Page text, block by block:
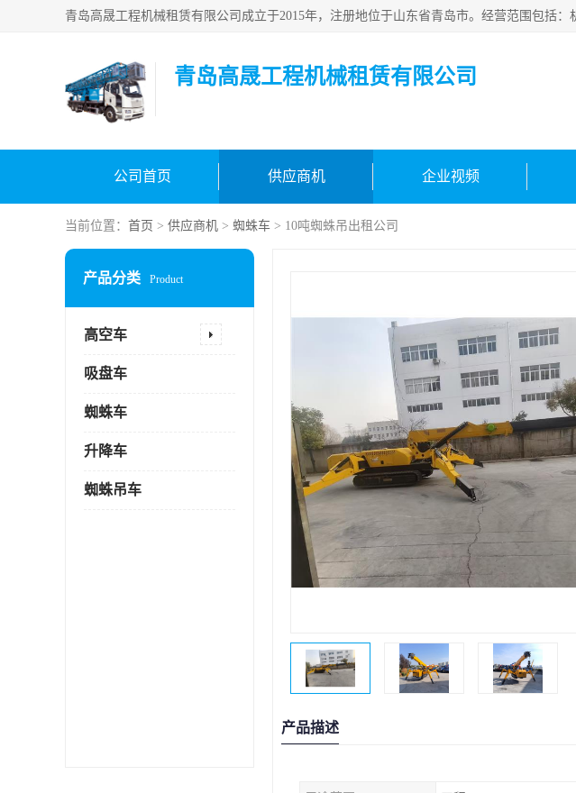
青岛高晟工程机械租赁有限公司
公司首页 供应商机 企业视频
当前位置： 首页 > 供应商机 > 蜘蛛车 > 10吨蜘蛛吊出租公司
产品分类 Product
高空车
吸盘车
蜘蛛车
升降车
蜘蛛吊车
产品描述